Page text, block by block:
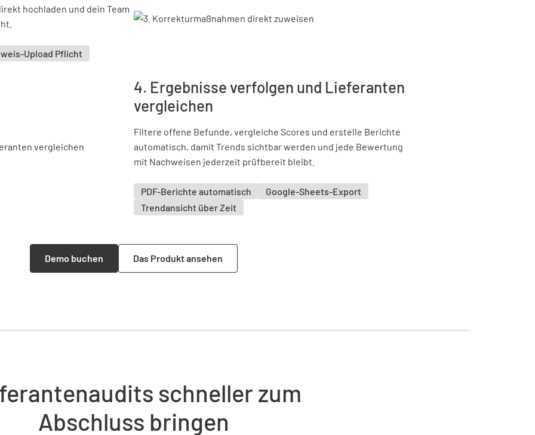
hochladen und dein Team
Upload Pflicht
4. Ergebnisse verfolgen und Lieferanten
vergleichen
Filtere offene Befunde, vergleiche Scores und erstelle Berichte
automatisch, damit Trends sichtbar werden und jede Bewertung
mit Nachweisen jederzeit prüfbereit bleibt.
PDF-Berichte automatisch
Google-Sheets-Export
Trendansicht über Zeit
Demo buchen Das Produkt ansehen
schneller zum
Abschluss bringen